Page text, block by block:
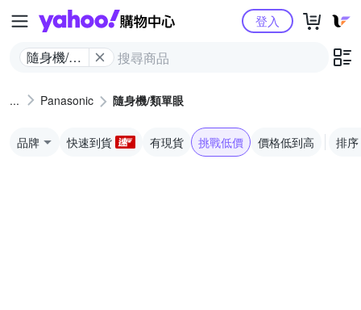
Yahoo購物中心
隨身機/類
登入
Panasonic 隨身機/類單眼
品牌 快速到貨 有現貨 挑戰低價 價格低到高 排序